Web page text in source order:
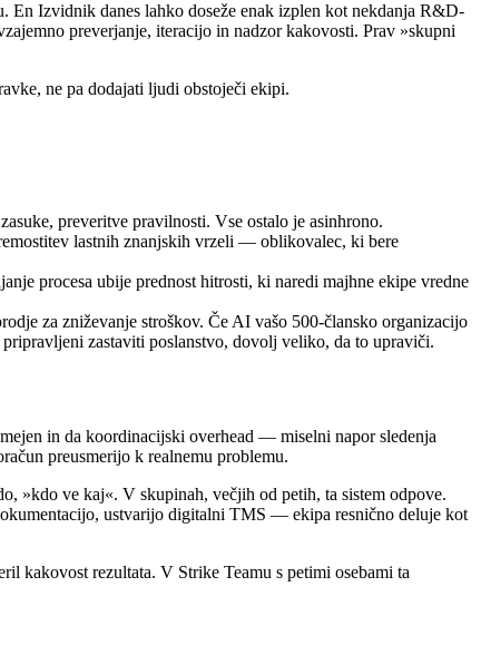
Izvidnik danes lahko doseže enak izplen kot nekdanja R&D-
preverjanje, iteracijo in nadzor kakovosti. Prav »skupni
ne pa dodajati ljudi obstoječi ekipi.
preveritve pravilnosti. Vse ostalo je asinhrono.
lastnih znanjskih vrzeli — oblikovalec, ki bere
procesa ubije prednost hitrosti, ki naredi majhne ekipe vredne
za zniževanje stroškov. Če AI vašo 500-člansko organizacijo
zastaviti poslanstvo, dovolj veliko, da to upraviči.
in da koordinacijski overhead — miselni napor sledenja
preusmerijo k realnemu problemu.
»kdo ve kaj«. V skupinah, večjih od petih, ta sistem odpove.
ustvarijo digitalni TMS — ekipa resnično deluje kot
kakovost rezultata. V Strike Teamu s petimi osebami ta